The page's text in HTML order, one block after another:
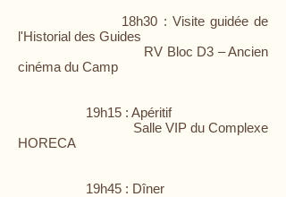
18h30 : Visite guidée de
l'Historial des Guides
RV Bloc D3 – Ancien
cinéma du Camp
19h15 : Apéritif
Salle VIP du Complexe
HORECA
19h45 : Dîner